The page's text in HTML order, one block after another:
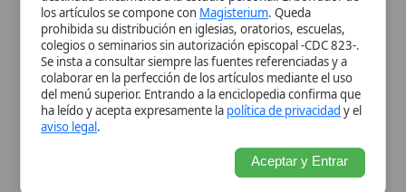
filacterias y flecos,limosna,ayuno
oraciónpública
Tipo
Secta, Movimiento religioso y político,
Judaísmo del Segundo Templo, III a.C.
Ubicación
Judea, Palestina
Etimología y origen
Historia y evolución